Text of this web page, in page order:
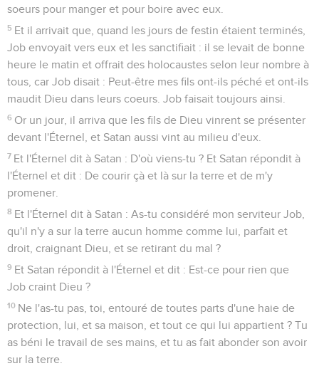
soeurs pour manger et pour boire avec eux.
5 Et il arrivait que, quand les jours de festin étaient terminés,
Job envoyait vers eux et les sanctifiait : il se levait de bonne
heure le matin et offrait des holocaustes selon leur nombre à
tous, car Job disait : Peut-être mes fils ont-ils péché et ont-ils
maudit Dieu dans leurs coeurs. Job faisait toujours ainsi.
6 Or un jour, il arriva que les fils de Dieu vinrent se présenter
devant l'Éternel, et Satan aussi vint au milieu d'eux.
7 Et l'Éternel dit à Satan : D'où viens-tu ? Et Satan répondit à
l'Éternel et dit : De courir çà et là sur la terre et de m'y
promener.
8 Et l'Éternel dit à Satan : As-tu considéré mon serviteur Job,
qu'il n'y a sur la terre aucun homme comme lui, parfait et
droit, craignant Dieu, et se retirant du mal ?
9 Et Satan répondit à l'Éternel et dit : Est-ce pour rien que
Job craint Dieu ?
10 Ne l'as-tu pas, toi, entouré de toutes parts d'une haie de
protection, lui, et sa maison, et tout ce qui lui appartient ? Tu
as béni le travail de ses mains, et tu as fait abonder son avoir
sur la terre.